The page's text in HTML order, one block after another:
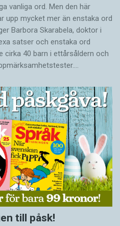
vanliga ord. Men den här
upp mycket mer än enstaka ord
Barbora Skarabela, doktor i
satser och enstaka ord
cirka 40 barn i ettårsåldern och
till påsk!